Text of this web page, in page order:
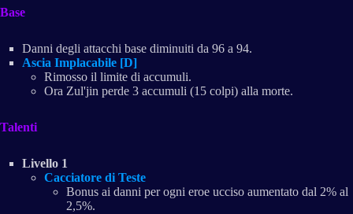
Base
Danni degli attacchi base diminuiti da 96 a 94.
Ascia Implacabile [D]
Rimosso il limite di accumuli.
Ora Zul'jin perde 3 accumuli (15 colpi) alla morte.
Talenti
Livello 1
Cacciatore di Teste
Bonus ai danni per ogni eroe ucciso aumentato dal 2% al
2,5%.